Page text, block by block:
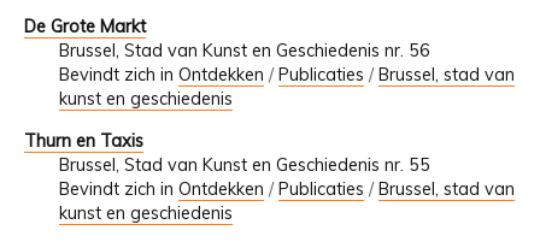
De Grote Markt
Brussel, Stad van Kunst en Geschiedenis nr. 56
Bevindt zich in Ontdekken / Publicaties / Brussel, stad van
kunst en geschiedenis
Thurn en Taxis
Brussel, Stad van Kunst en Geschiedenis nr. 55
Bevindt zich in Ontdekken /Publicaties /Brussel, stad van
kunst en geschiedenis